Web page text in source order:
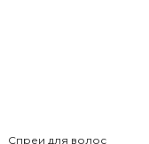
Спреи для волос